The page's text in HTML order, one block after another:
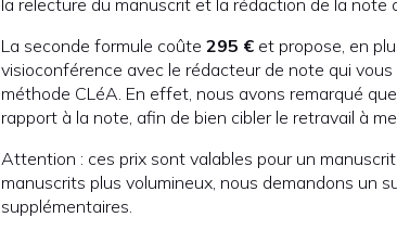
la relecture du manuscrit et la rédaction de la note
La seconde formule coûte 295 € et propose, en
visioconférence avec le rédacteur de note qui
méthode CLéA. En effet, nous avons remarqué
rapport à la note, afin de bien cibler le retravail à
Attention : ces prix sont valables pour un
manuscrits plus volumineux, nous demandons un
supplémentaires.